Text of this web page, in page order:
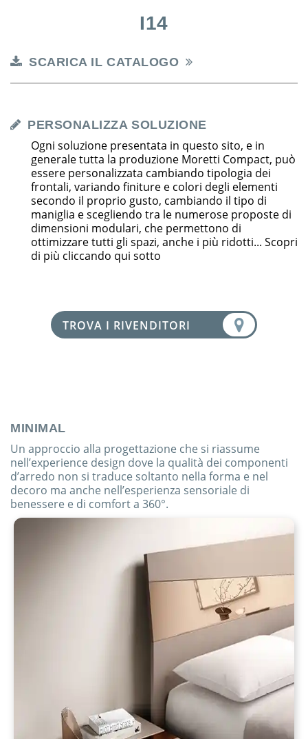
I14
SCARICA IL CATALOGO
PERSONALIZZA SOLUZIONE
Ogni soluzione presentata in questo sito, e in
generale tutta la produzione Moretti Compact, può
essere personalizzata cambiando tipologia dei
frontali, variando finiture e colori degli elementi
secondo il proprio gusto, cambiando il tipo di
maniglia e scegliendo tra le numerose proposte di
dimensioni modulari, che permettono di
ottimizzare tutti gli spazi, anche i più ridotti... Scopri
di più cliccando qui sotto
TROVA I RIVENDITORI
MINIMAL
Un approccio alla progettazione che si riassume
nell’experience design dove la qualità dei componenti
d’arredo non si traduce soltanto nella forma e nel
decoro ma anche nell’esperienza sensoriale di
benessere e di comfort a 360°.